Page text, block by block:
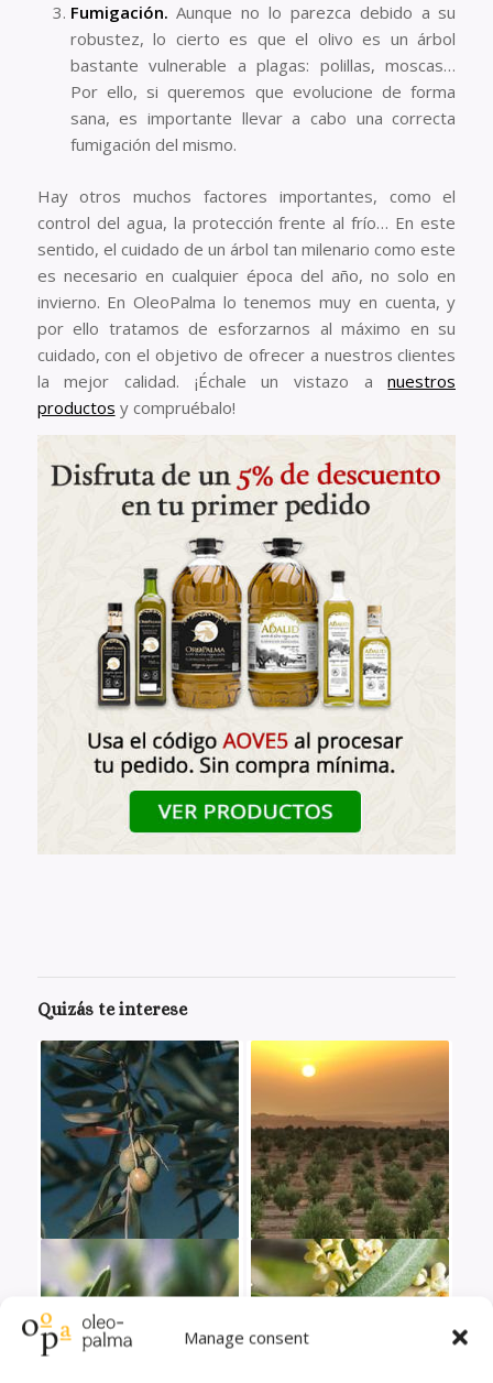
Manage consent
Fumigación. Aunque no lo parezca debido a su
robustez, lo cierto es que el olivo es un árbol
bastante vulnerable a plagas: polillas, moscas…
Por ello, si queremos que evolucione de forma
sana, es importante llevar a cabo una correcta
fumigación del mismo.
Hay otros muchos factores importantes, como el
control del agua, la protección frente al frío… En este
sentido, el cuidado de un árbol tan milenario como este
es necesario en cualquier época del año, no solo en
invierno. En OleoPalma lo tenemos muy en cuenta, y
por ello tratamos de esforzarnos al máximo en su
cuidado, con el objetivo de ofrecer a nuestros clientes
la mejor calidad. ¡Échale un vistazo anuestros
productos y compruébalo!
Quizás te interese